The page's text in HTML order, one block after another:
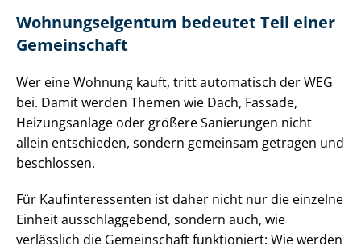
Woh­nungs­ei­gen­tum bedeutet Teil einer
Gemeinschaft
Wer eine Wohnung kauft, tritt automatisch der WEG
bei. Damit werden Themen wie Dach, Fassade,
Heizungsanlage oder größere Sanierungen nicht
allein entschieden, sondern gemeinsam getragen und
beschlossen.
Für Kauf­in­ter­es­sen­ten ist daher nicht nur die einzelne
Einheit ausschlaggebend, sondern auch, wie
verlässlich die Gemeinschaft funktioniert: Wie werden